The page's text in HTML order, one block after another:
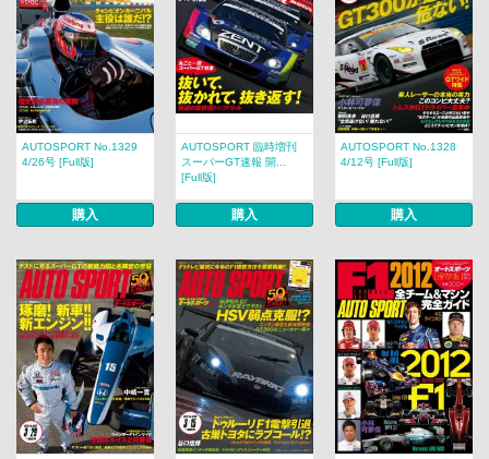
AUTOSPORT No.1329
4/26号 [Full版]
購入
AUTOSPORT 臨時増刊
スーパーGT速報 開...
[Full版]
購入
AUTOSPORT No.1328
4/12号 [Full版]
購入